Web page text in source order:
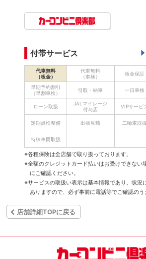
付帯サービス
代車無料
（板金）
代車無料
（車検）
板金保証
早期予約割引
（早割車検）
引取・納車 一日車検
ローン取扱
JALマイレージ
付与店
VIPサービ
定期点検整備 出張見積 二輪車取扱
特殊車両取扱
※各種保険は全店舗で取り扱っております。
※全額のクレジットカード払いはお受けできない
にご確認ください。
※サービスの取扱い表示は基本情報であり、状況
ありますので、必ず事前に電話等でご確認のう
店舗詳細TOPに戻る